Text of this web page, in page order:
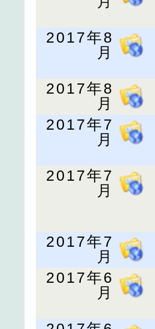
2017年8
月
2017年8
月
2017年7
月
2017年7
月
2017年7
月
2017年6
月